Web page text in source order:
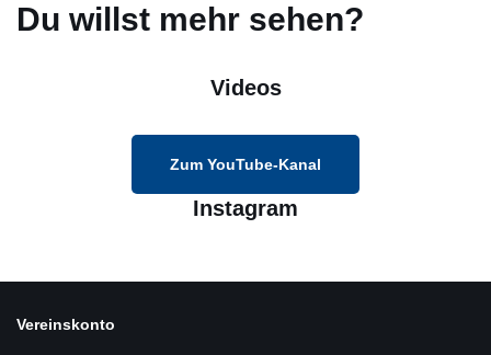
Du willst mehr sehen?
Videos
Zum YouTube-Kanal
Instagram
Vereinskonto